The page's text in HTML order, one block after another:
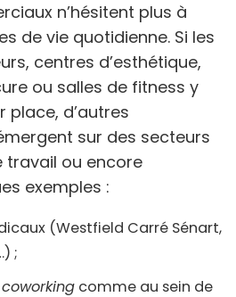
n’hésitent plus à
de vie quotidienne. Si les
centres d’esthétique,
ou salles de fitness y
place, d’autres
sur des secteurs
travail ou encore
exemples :
(Westfield Carré Sénart,
;
coworking comme au sein de